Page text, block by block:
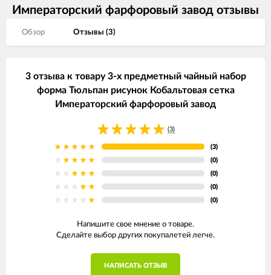
Императорский фарфоровый завод отзывы
Обзор Отзывы (3)
3 отзыва к товару 3-х предметный чайный набор
форма Тюльпан рисунок Кобальтовая сетка
Императорский фарфоровый завод
(3)
(3)
(0)
(0)
(0)
(0)
Напишите свое мнение о товаре.
Сделайте выбор других покупалетей легче.
НАПИСАТЬ ОТЗЫВ